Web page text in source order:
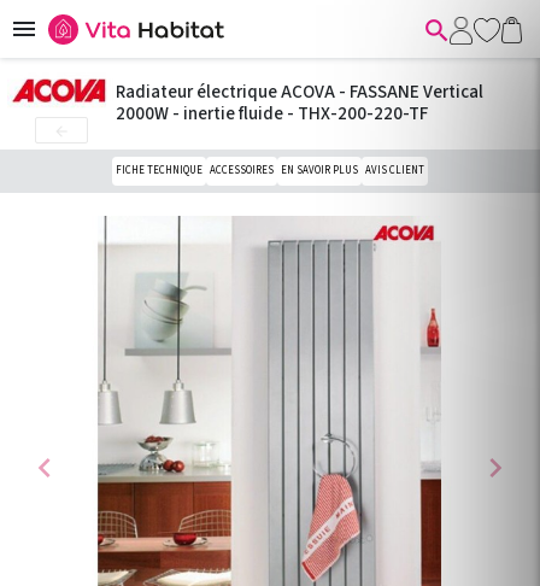
 
chevron_left chevron_right
Radiateur électrique ACOVA - FASSANE Vertical
2000W - inertie fluide - THX-200-220-TF
FICHE TECHNIQUE ACCESSOIRES EN SAVOIR PLUS AVIS CLIENT